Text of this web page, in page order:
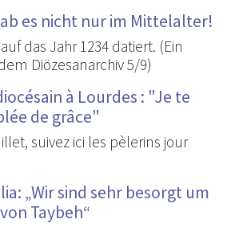
es nicht nur im Mittelalter!
das Jahr 1234 datiert. (Ein
Diözesanarchiv 5/9)
à Lourdes : "Je te
de grâce"
suivez ici les pèlerins jour
„Wir sind sehr besorgt um
Taybeh“